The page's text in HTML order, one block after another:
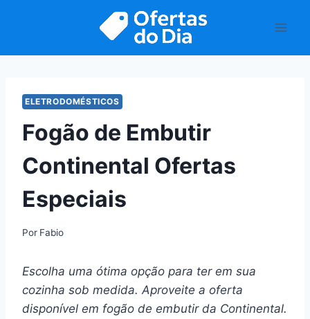
ELETRODOMÉSTICOS
Fogão de Embutir
Continental Ofertas
Especiais
Por Fabio
Escolha uma ótima opção para ter em sua
cozinha sob medida. Aproveite a oferta
disponível em fogão de embutir da Continental.